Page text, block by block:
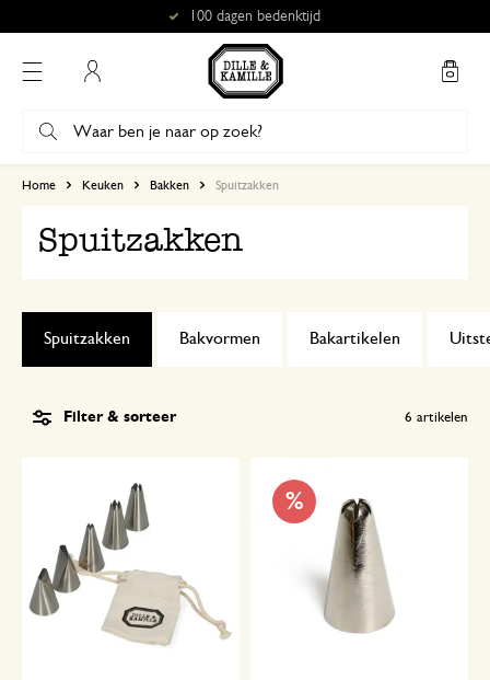
100 dagen bedenktijd
Home Keuken Bakken Spuitzakken
Spuitzakken
Bakvormen Bakartikelen
Spuitzakken
Filter & sorteer 6 artikelen
%